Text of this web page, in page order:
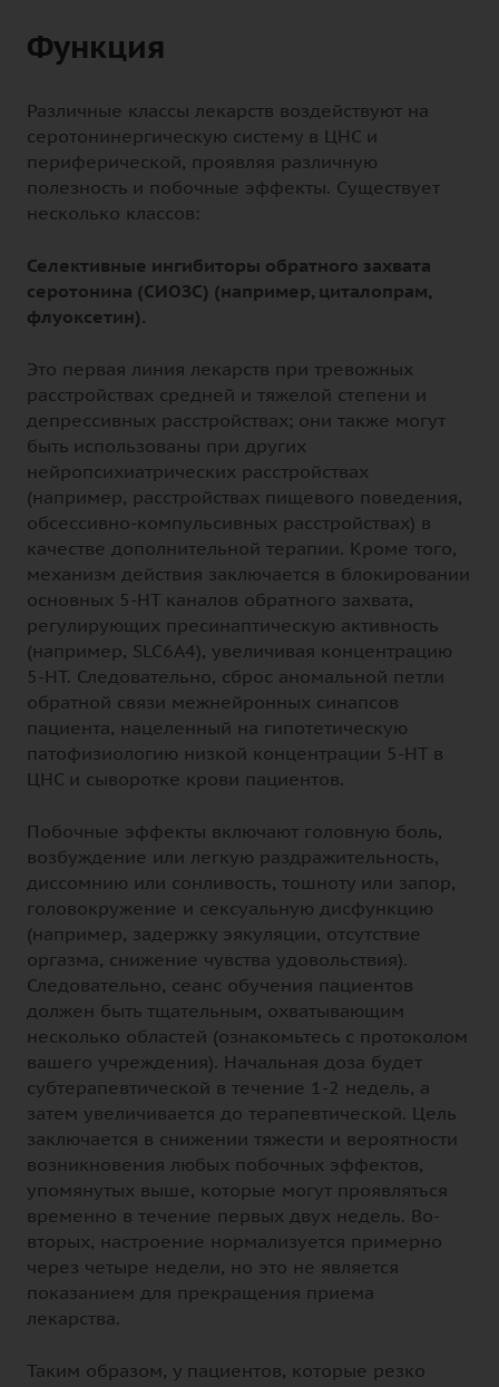
Функция
Различные классы лекарств воздействуют на
серотонинергическую систему в ЦНС и
периферической, проявляя различную
полезность и побочные эффекты. Существует
несколько классов:
Селективные ингибиторы обратного захвата
серотонина (СИОЗС) (например, циталопрам,
флуоксетин).
Это первая линия лекарств при тревожных
расстройствах средней и тяжелой степени и
депрессивных расстройствах; они также могут
быть использованы при других
нейропсихиатрических расстройствах
(например, расстройствах пищевого поведения,
обсессивно-компульсивных расстройствах) в
качестве дополнительной терапии. Кроме того,
механизм действия заключается в блокировании
основных 5-НТ каналов обратного захвата,
регулирующих пресинаптическую активность
(например, SLC6A4), увеличивая концентрацию
5-НТ. Следовательно, сброс аномальной петли
обратной связи межнейронных синапсов
пациента, нацеленный на гипотетическую
патофизиологию низкой концентрации 5-НТ в
ЦНС и сыворотке крови пациентов.
Побочные эффекты включают головную боль,
возбуждение или легкую раздражительность,
диссомнию или сонливость, тошноту или запор,
головокружение и сексуальную дисфункцию
(например, задержку эякуляции, отсутствие
оргазма, снижение чувства удовольствия).
Следовательно, сеанс обучения пациентов
должен быть тщательным, охватывающим
несколько областей (ознакомьтесь с протоколом
вашего учреждения). Начальная доза будет
субтерапевтической в течение 1-2 недель, а
затем увеличивается до терапевтической. Цель
заключается в снижении тяжести и вероятности
возникновения любых побочных эффектов,
упомянутых выше, которые могут проявляться
временно в течение первых двух недель. Во-
вторых, настроение нормализуется примерно
через четыре недели, но это не является
показанием для прекращения приема
лекарства.
Таким образом, у пациентов, которые резко